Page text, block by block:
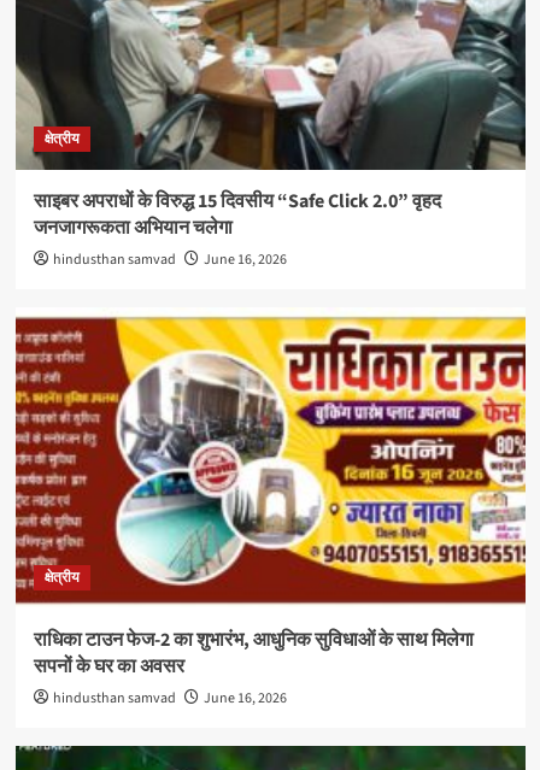
क्षेत्रीय
साइबर अपराधों के विरुद्ध 15 दिवसीय “Safe Click 2.0” वृहद
जनजागरूकता अभियान चलेगा
hindusthan samvad June 16, 2026
क्षेत्रीय
राधिका टाउन फेज-2 का शुभारंभ, आधुनिक सुविधाओं के साथ मिलेगा
सपनों के घर का अवसर
hindusthan samvad June 16, 2026